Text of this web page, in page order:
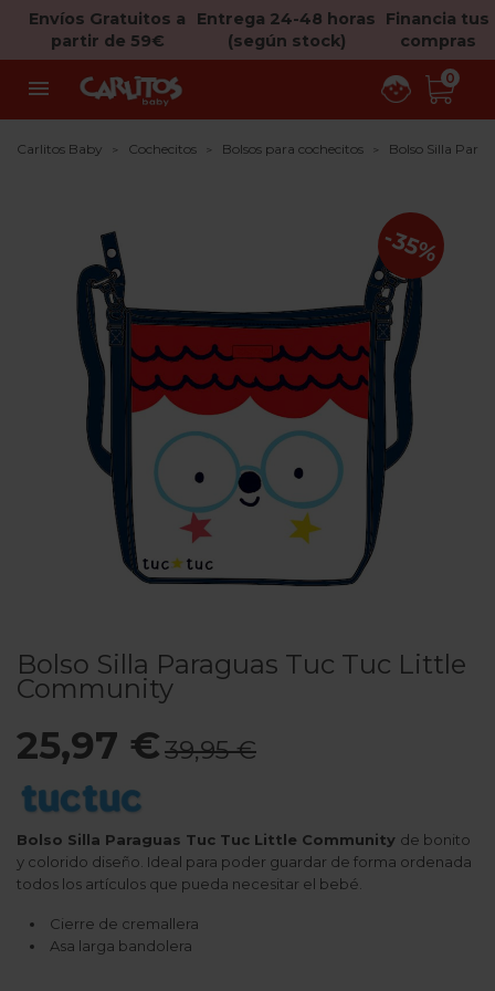
Envíos Gratuitos a
partir de 59€
Entrega 24-48 horas
(según stock)
Financia tus
compras
 0
Carlitos Baby Cochecitos Bolsos para cochecitos Bolso Silla
-35%
Bolso Silla Paraguas Tuc Tuc Little
Community
25,97 €39,95 €
Bolso Silla Paraguas Tuc Tuc Little Community de bonito
y colorido diseño. Ideal para poder guardar de forma ordenada
todos los artículos que pueda necesitar el bebé.
Cierre de cremallera
Asa larga bandolera